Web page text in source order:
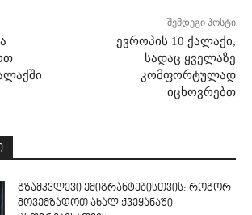
შემდეგი პოსტი
ევროპის 10 ქალაქი,
სადაც ყველაზე
კომფორტულად
იცხოვრებთ
გზამკვლევი ემიგრანტებისთვის: როგორ
მოვემზადოთ ახალ ქვეყანაში